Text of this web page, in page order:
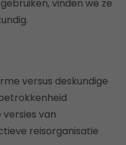
vinden we ze
versus deskundige
van
reisorganisatie